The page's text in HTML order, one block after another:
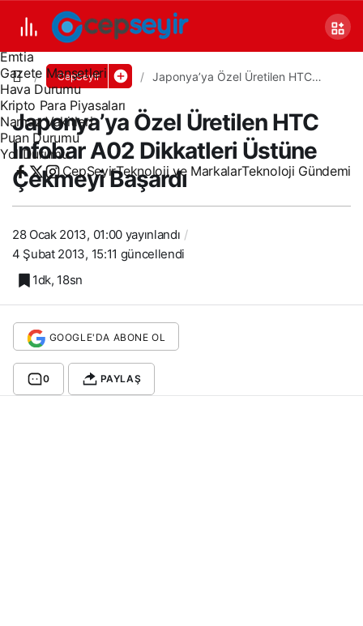
Covid 19
Döviz Kurları
Emtia
Gazete Manşetleri
Hava Durumu
Kripto Para Piyasaları
Namaz Vakitleri
Puan Durumu
Yol Durumu
CepSeyirTeknoloji ve MarkalarTeknoloji Gündemi
CepSeyir
Japonya’ya Özel Üretilen HTC
Japonya’ya Özel Üretilen HTC
Infobar A02 Dikkatleri Üstüne
Çekmeyi Başardı
28 Ocak 2013, 01:00yayınlandı
4 Şubat 2013, 15:11 güncellendi
1dk, 18sn
GOOGLE'DA ABONE OL
0 PAYLAŞ